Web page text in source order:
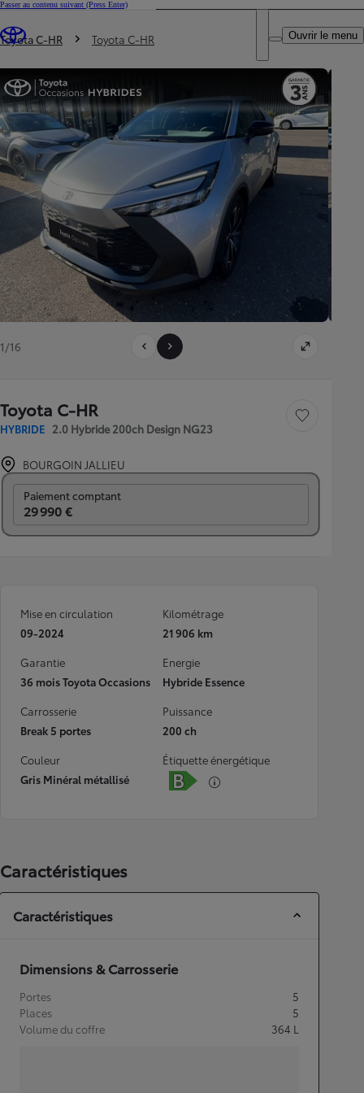
Passer au contenu suivant (Press Enter)
Trouvez un partenaire Toyota
DEALER NAME
Ouvrir le menu
Vous êtes ici
Toyota C-HR Toyota C-HR
1/16
Toyota C-HR
HYBRIDE 2.0 Hybride 200ch Design NG23
Sauvegarder le
BOURGOIN JALLIEU
Paiement comptant
29 990 €
Mise en circulation
09-2024
Kilométrage
21 906 km
Garantie
36 mois Toyota Occasions
Energie
Hybride Essence
Carrosserie
Break 5 portes
Puissance
200 ch
Couleur
Gris Minéral métallisé
Étiquette énergétique
Caractéristiques
Caractéristiques
Dimensions & Carrosserie
Portes
5
Places
5
Volume du coffre
364 L